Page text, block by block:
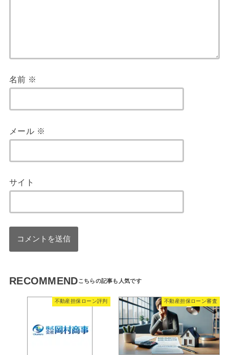
名前 ※
メール ※
サイト
RECOMMEND
不動産担保ローン評判 不動産担保ローン審査